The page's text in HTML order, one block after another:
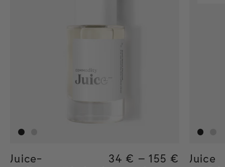
Juice- Regular price
34 € – 155 €
Regular price
155€
Regular
34€ Juice